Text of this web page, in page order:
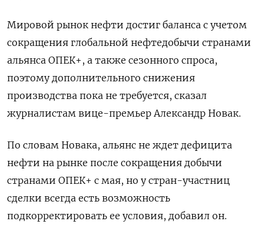
Мировой рынок нефти достиг баланса с учетом
сокращения глобальной нефтедобычи странами
альянса ОПЕК+, а также сезонного спроса,
поэтому дополнительного снижения
производства пока не требуется, сказал
журналистам вице-премьер Александр Новак.
По словам Новака, альянс не ждет дефицита
нефти на рынке после сокращения добычи
странами ОПЕК+ с мая, но у стран-участниц
сделки всегда есть возможность
подкорректировать ее условия, добавил он.